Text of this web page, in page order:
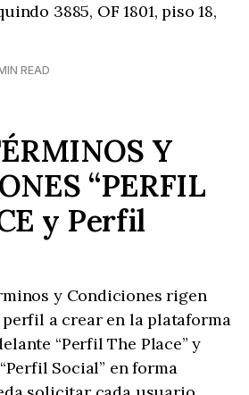
3885, OF 1801, piso 18,
READ
Y
“PERFIL
y Perfil
y Condiciones rigen
a crear en la plataforma
“Perfil The Place” y
Social” en forma